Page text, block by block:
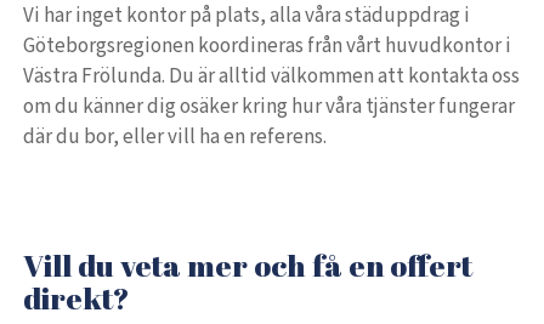
Vi har inget kontor på plats, alla våra städuppdrag i
Göteborgsregionen koordineras från vårt huvudkontor i
Västra Frölunda. Du är alltid välkommen att kontakta oss
om du känner dig osäker kring hur våra tjänster fungerar
där du bor, eller vill ha en referens.
Vill du veta mer och få en offert
direkt?